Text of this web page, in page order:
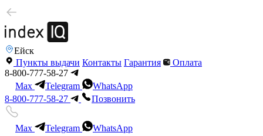
Ейск
Пункты выдачи Контакты Гарантия
Оплата
8-800-777-58-27
Max
Telegram
WhatsApp
8-800-777-58-27
Позвонить
Max Telegram
WhatsApp